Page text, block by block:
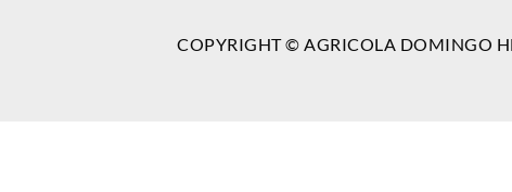
COPYRIGHT © AGRICOLA DOMINGO